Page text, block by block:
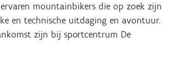
mountainbikers die op zoek zijn
en technische uitdaging en avontuur.
zijn bij sportcentrum De